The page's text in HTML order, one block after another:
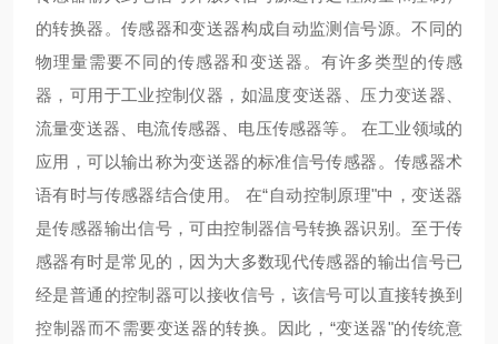
的转换器。传感器和变送器构成自动监测信号源。不同的
物理量需要不同的传感器和变送器。有许多类型的传感
器，可用于工业控制仪器，如温度变送器、压力变送器、
流量变送器、电流传感器、电压传感器等。 在工业领域的
应用，可以输出称为变送器的标准信号传感器。传感器术
语有时与传感器结合使用。 在“自动控制原理"中，变送器
是传感器输出信号，可由控制器信号转换器识别。至于传
感器有时是常见的，因为大多数现代传感器的输出信号已
经是普通的控制器可以接收信号，该信号可以直接转换到
控制器而不需要变送器的转换。因此，“变送器"的传统意